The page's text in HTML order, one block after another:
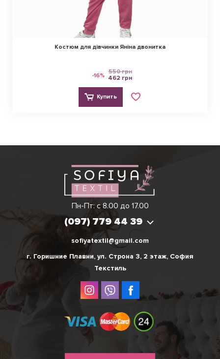
Костюм для дівчинки Яніна двонитка
-16% 550 грн
462 грн
Купить
Пн-Пт: с 8.00 до 17.00
(097) 779 44 39
Виктория
(097) 779 44 39
sofiyatextil@gmail.com
г. Горишние Плавни, ул. Строна 3, 2 этаж, София
Текстиль